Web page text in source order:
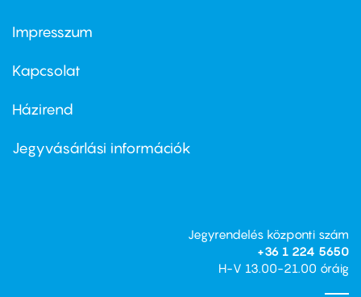
Footer
first
Impresszum
Kapcsolat
Footer
second
Házirend
Jegyvásárlási információk
Jegyrendelés központi szám
+36 1 224 5650
H-V 13.00-21.00 óráig